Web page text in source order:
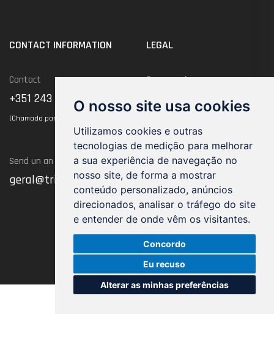
O nosso site usa cookies
Utilizamos cookies e outras
tecnologias de medição para melhorar
a sua experiência de navegação no
nosso site, de forma a mostrar
conteúdo personalizado, anúncios
direcionados, analisar o tráfego do site
e entender de onde vêm os visitantes.
Concordo
Eu recuso
Alterar as minhas preferências
CONTACT INFORMATION
Contact
+351 243 102 128
(Chamada para rede fixa nacional)
Send un an Email
geral@trimnw.pt
LEGAL
Termos of use